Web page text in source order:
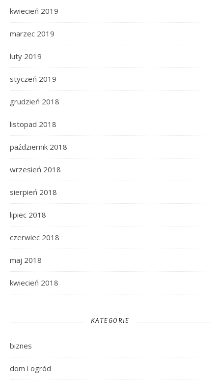
kwiecień 2019
marzec 2019
luty 2019
styczeń 2019
grudzień 2018
listopad 2018
październik 2018
wrzesień 2018
sierpień 2018
lipiec 2018
czerwiec 2018
maj 2018
kwiecień 2018
KATEGORIE
biznes
dom i ogród